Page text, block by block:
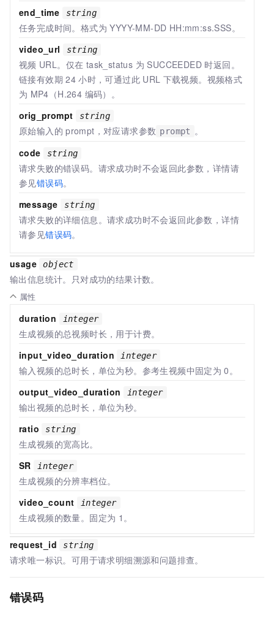
end_time
string
任务完成时间。格式为 YYYY-MM-DD HH:mm:ss.SSS。
video_url
string
视频 URL。仅在 task_status 为 SUCCEEDED 时返回。
链接有效期 24 小时，可通过此 URL 下载视频。视频格式
为 MP4（H.264 编码）。
orig_prompt
string
原始输入的 prompt，对应请求参数 prompt
。
code
string
请求失败的错误码。请求成功时不会返回此参数，详情请
参见错误码。
message
string
请求失败的详细信息。请求成功时不会返回此参数，详情
请参见错误码。
usage object
输出信息统计。只对成功的结果计数。
属性
duration integer
生成视频的总视频时长，用于计费。
input_video_duration
integer
输入视频的总时长，单位为秒。参考生视频中固定为 0。
output_video_duration
integer
输出视频的总时长，单位为秒。
ratio
string
生成视频的宽高比。
SR
integer
生成视频的分辨率档位。
video_count
integer
生成视频的数量。固定为 1。
request_id string
请求唯一标识。可用于请求明细溯源和问题排查。
错误码